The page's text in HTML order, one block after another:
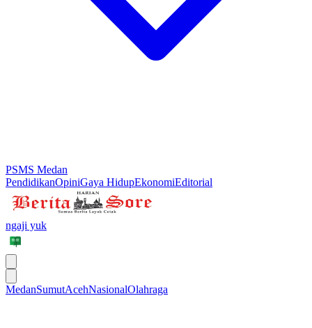
PSMS Medan
PendidikanOpiniGaya HidupEkonomiEditorial
ngaji yuk
MedanSumutAcehNasionalOlahraga